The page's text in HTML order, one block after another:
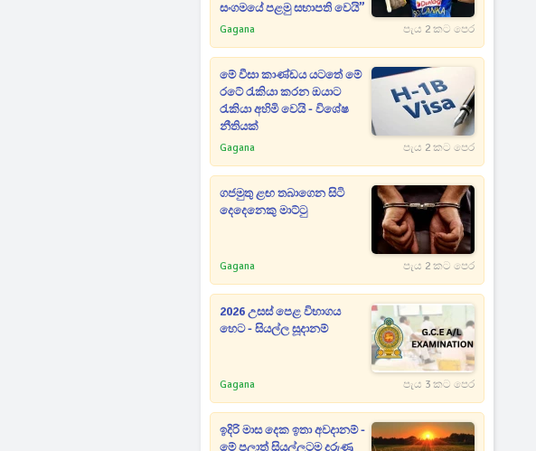
සංගමයේ පළමු සභාපති වෙයි”
Gagana පැය 2 කට පෙර
මේ වීසා කාණ්ඩය යටතේ මේ
රටේ රැකියා කරන ඔයාට
රැකියා අහිමි වෙයි - විශේෂ
නීතියක්
Gagana පැය 2 කට පෙර
ගජමුතු ළඟ තබාගෙන සිටි
දෙදෙනෙකු මාට්ටු
Gagana පැය 2 කට පෙර
2026 උසස් පෙළ විභාගය
හෙට - සියල්ල සූදානම්
Gagana පැය 3 කට පෙර
ඉදිරි මාස දෙක ඉතා අවදානම් -
මේ පලාත් සියල්ලටම දරුණු